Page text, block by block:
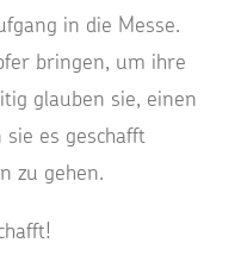
in die Messe.
bringen, um ihre
glauben sie, einen
es geschafft
zu gehen.